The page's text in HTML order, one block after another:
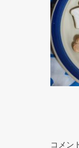
コメン